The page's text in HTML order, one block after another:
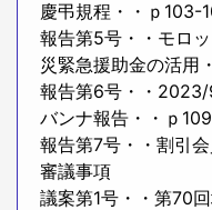
慶弔規程・・ｐ103-
報告第5号・・モロ
災緊急援助金の活用
報告第6号・・2023/
バンナ報告・・ｐ
報告第7号・・割引
審議事項
議案第1号・・第70